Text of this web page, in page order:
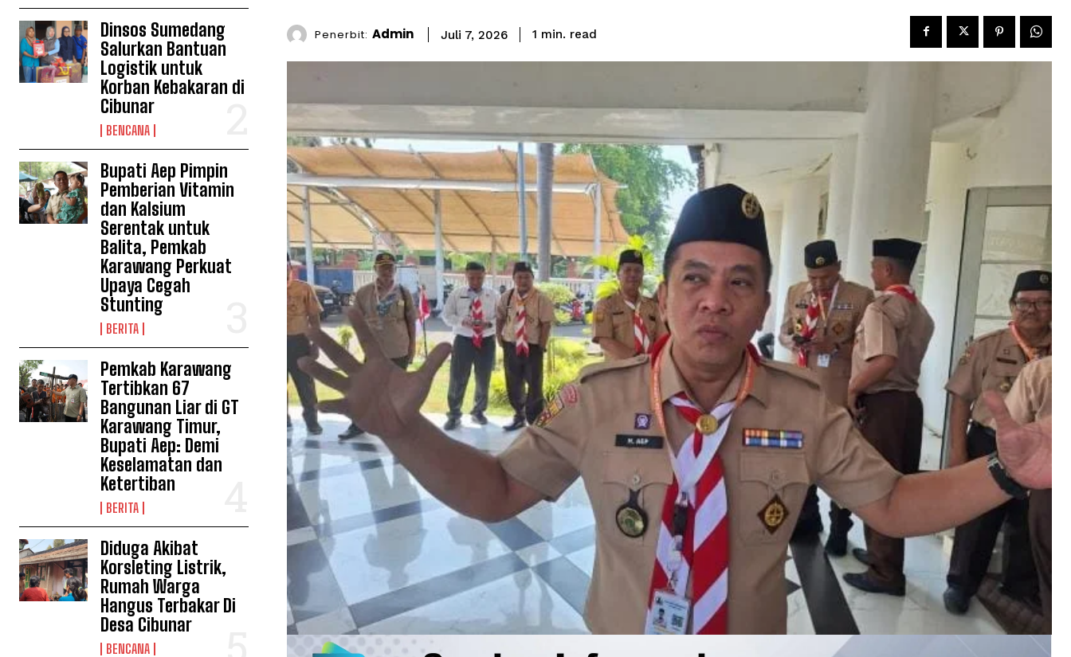
Dinsos Sumedang
Salurkan Bantuan
Logistik untuk
Korban Kebakaran di
Cibunar
BENCANA
Bupati Aep Pimpin
Pemberian Vitamin
dan Kalsium
Serentak untuk
Balita, Pemkab
Karawang Perkuat
Upaya Cegah
Stunting
BERITA
Pemkab Karawang
Tertibkan 67
Bangunan Liar di GT
Karawang Timur,
Bupati Aep: Demi
Keselamatan dan
Ketertiban
BERITA
Diduga Akibat
Korsleting Listrik,
Rumah Warga
Hangus Terbakar Di
Desa Cibunar
BENCANA
Penerbit: Admin Juli 7, 2026 1 min. read